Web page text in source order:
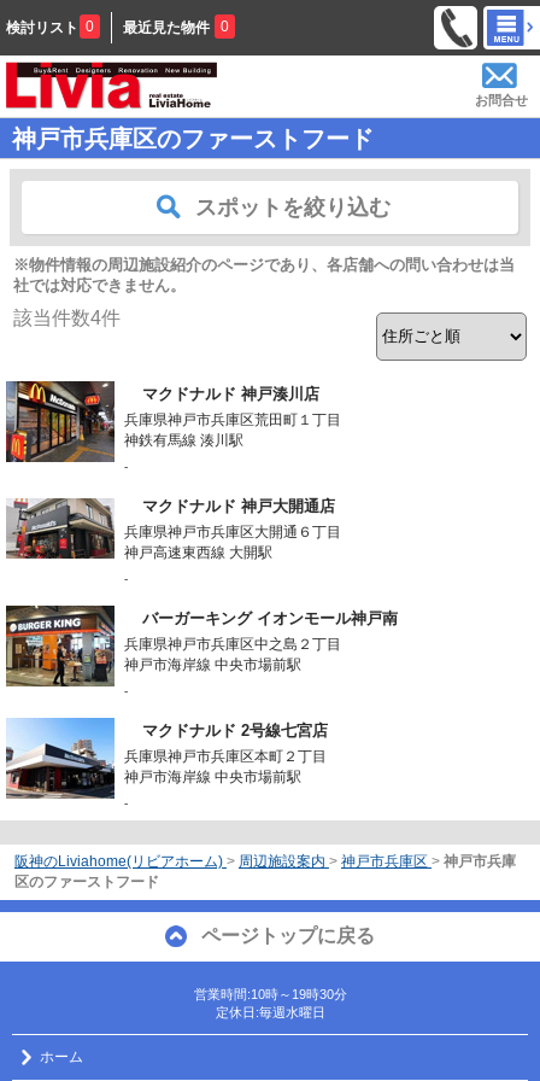
検討リスト 0 最近見た物件 0
お問合せ
神戸市兵庫区のファーストフード
スポットを絞り込む
※物件情報の周辺施設紹介のページであり、各店舗への問い合わせは当
社では対応できません。
該当件数4件
マクドナルド 神戸湊川店
兵庫県神戸市兵庫区荒田町１丁目
神鉄有馬線 湊川駅
-
マクドナルド 神戸大開通店
兵庫県神戸市兵庫区大開通６丁目
神戸高速東西線 大開駅
-
バーガーキング イオンモール神戸南
兵庫県神戸市兵庫区中之島２丁目
神戸市海岸線 中央市場前駅
-
マクドナルド 2号線七宮店
兵庫県神戸市兵庫区本町２丁目
神戸市海岸線 中央市場前駅
-
阪神のLiviahome(リビアホーム) > 周辺施設案内 > 神戸市兵庫区 > 神戸市兵庫
区のファーストフード
ページトップに戻る
営業時間:10時～19時30分
定休日:毎週水曜日
ホーム